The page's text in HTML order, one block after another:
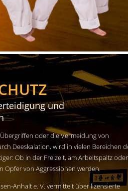
und
oder die Vermeidung von
Deeskalation, wird in vielen Bereichen
Ob in der Freizeit, am Arbeitspaltz oder
Opfer von Aggressionen werden.
Anhalt e. V. vermittelt über lizensierte